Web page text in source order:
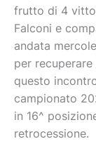
frutto di 4
Falconi e
andata
per
questo
campionato
in 16^
retrocessione.